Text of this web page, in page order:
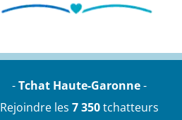
-Tchat Haute-Garonne-
Rejoindre les 7 350tchatteurs